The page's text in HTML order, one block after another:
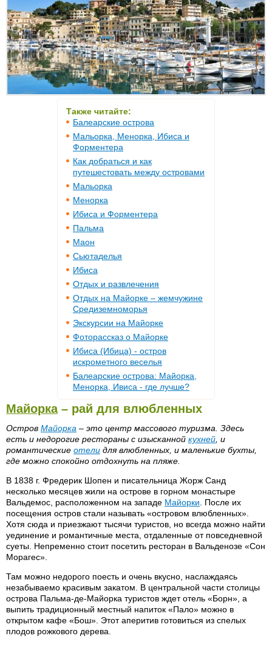
Также читайте:
Балеарские острова
Мальорка, Менорка, Ибиса и
Форментера
Как добраться и как
путешестовать между островами
Мальорка
Менорка
Ибиса и Форментера
Пальма
Маон
Сьютаделья
Ибиса
Отдых и развлечения
Отдых на Майорке – жемчужине
Средиземноморья
Экскурсии на Майорке
Фоторассказ о Майорке
Ибиса (Ибица) - остров
искрометного веселья
Балеарские острова: Майорка,
Менорка, Ивиса - где лучше?
Майорка– рай для влюбленных
Остров Майорка – это центр массового туризма. Здесь
есть и недорогие рестораны с изысканной кухней , и
романтические отели для влюбленных, и маленькие бухты,
где можно спокойно отдохнуть на пляже.
В 1838 г. Фредерик Шопен и писательница Жорж Санд
несколько месяцев жили на острове в горном монастыре
Вальдемос, расположенном на западе Майорки . После их
посещения остров стали называть «островом влюбленных».
Хотя сюда и приезжают тысячи туристов, но всегда можно найти
уединение и романтичные места, отдаленные от повседневной
суеты. Непременно стоит посетить ресторан в Вальденозе «Сон
Морагес».
Там можно недорого поесть и очень вкусно, наслаждаясь
незабываемо красивым закатом. В центральной части столицы
острова Пальма-де-Майорка туристов ждет отель «Борн», а
выпить традиционный местный напиток «Пало» можно в
открытом кафе «Бош». Этот аперитив готовиться из спелых
плодов рожкового дерева.